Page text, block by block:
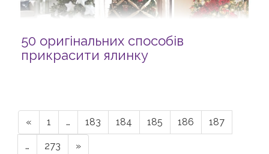
50 оригінальних способів
прикрасити ялинку
« 1 … 183 184 185 186 187
… 273 »